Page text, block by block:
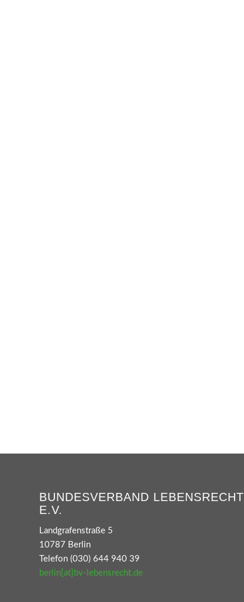
BUNDESVERBAND LEBENSRECHT
E.V.
Landgrafenstraße 5
10787 Berlin
Telefon (030) 644 940 39
berlin[at]bv-lebensrecht.de